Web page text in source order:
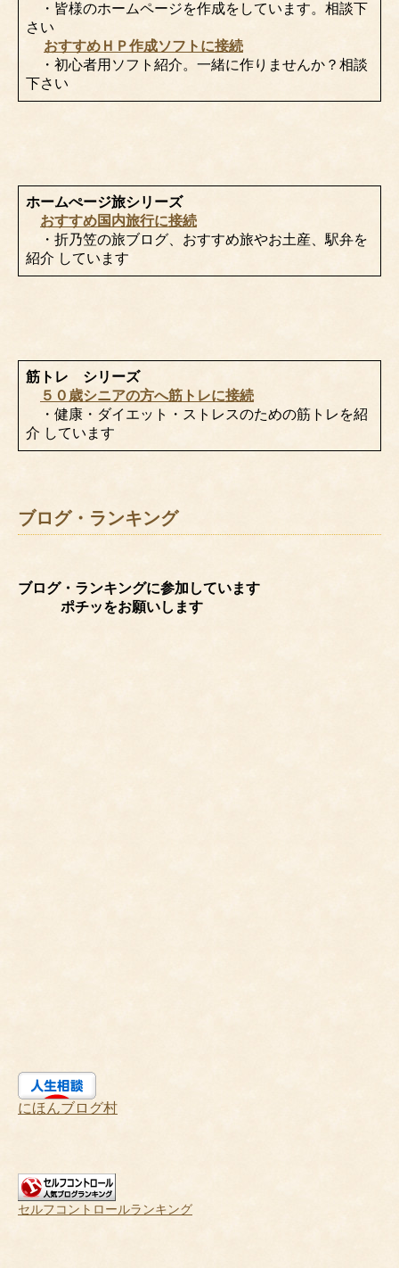
・皆様のホームページを作成をしています。相談下
さい
おすすめＨＰ作成ソフトに接続
・初心者用ソフト紹介。一緒に作りませんか？相談
下さい
ホームぺージ旅シリーズ
おすすめ国内旅行に接続
・折乃笠の旅ブログ、おすすめ旅やお土産、駅弁を
紹介 しています
筋トレ シリーズ
５０歳シニアの方へ筋トレに接続
・健康・ダイエット・ストレスのための筋トレを紹
介 しています
ブログ・ランキング
ブログ・ランキングに参加しています
ポチッをお願いします
にほんブログ村
セルフコントロールランキング